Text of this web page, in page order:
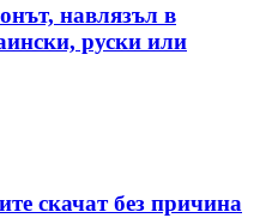
навлязъл в
руски или
скачат без причина